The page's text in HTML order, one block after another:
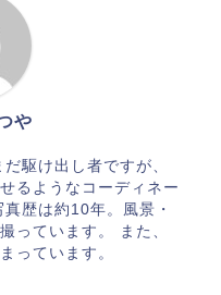
や
駆け出し者ですが、
るようなコーディネー
歴は約10年。風景・
っています。 また、
っています。